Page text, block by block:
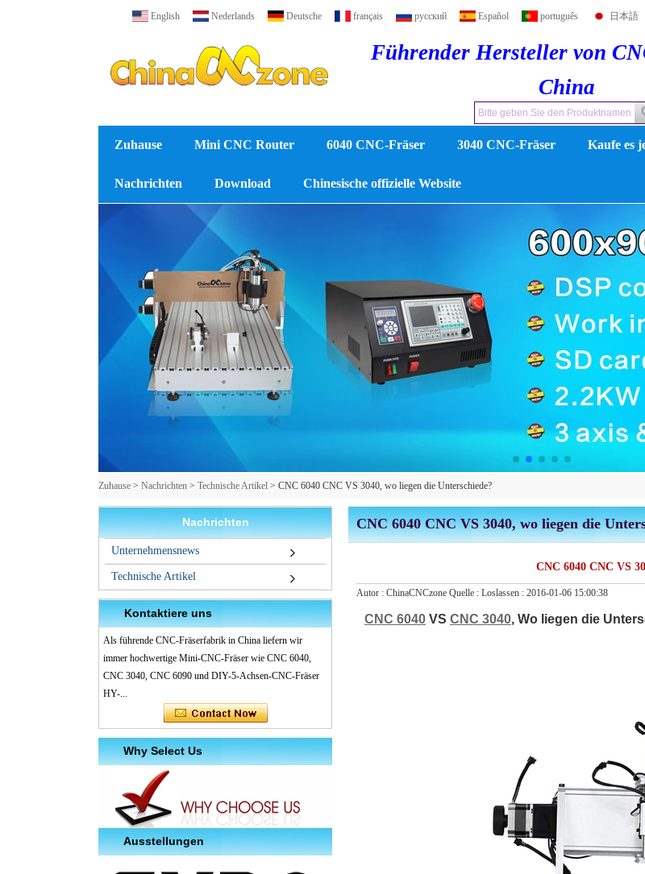
English Nederlands Deutsche français русский Español português 日本語
Führender Hersteller von
China
Zuhause Mini CNC Router 6040 CNC-Fräser 3040 CNC-Fräser Kaufe es
Nachrichten Download Chinesische offizielle Website
Zuhause > Nachrichten > Technische Artikel > CNC 6040 CNC VS 3040, wo liegen die Unterschiede?
Nachrichten
Unternehmensnews
Technische Artikel
Kontaktiere uns
Als führende CNC-Fräserfabrik in China liefern wir
immer hochwertige Mini-CNC-Fräser wie CNC 6040,
CNC 3040, CNC 6090 und DIY-5-Achsen-CNC-Fräser
HY-...
Why Select Us
Ausstellungen
CNC 6040 CNC VS 3040, wo liegen die
CNC 6040 CNC VS
Autor : ChinaCNCzone Quelle : Loslassen : 2016-01-06 15:00:38
CNC 6040 VS CNC 3040, Wo liegen die